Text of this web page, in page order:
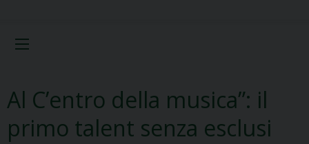
Al C’entro della musica”: il
primo talent senza esclusi